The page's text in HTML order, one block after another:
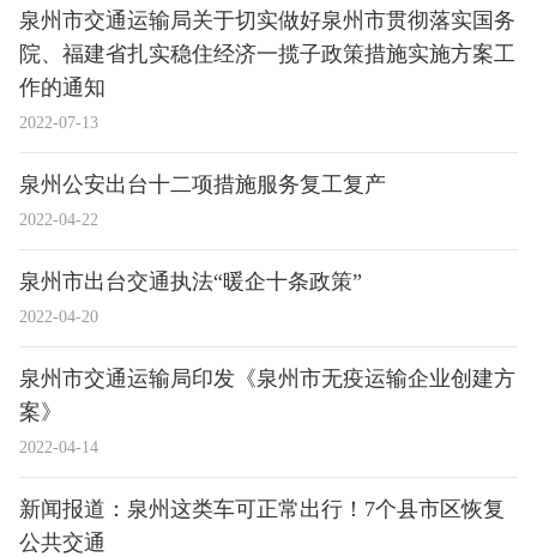
2022-07-13
泉州市交通运输局关于切实做好泉州市贯彻落实国务
院、福建省扎实稳住经济一揽子政策措施实施方案工
作的通知
2022-04-22
泉州公安出台十二项措施服务复工复产
2022-04-20
泉州市出台交通执法“暖企十条政策”
2022-04-14
泉州市交通运输局印发《泉州市无疫运输企业创建方
案》
新闻报道：泉州这类车可正常出行！7个县市区恢复
公共交通